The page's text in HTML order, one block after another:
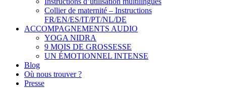
Collier de maternité – Instructions
FR/EN/ES/IT/PT/NL/DE
ACCOMPAGNEMENTS AUDIO
YOGA NIDRA
9 MOIS DE GROSSESSE
UN ÉMOTIONNEL INTENSE
Blog
Où nous trouver ?
Presse